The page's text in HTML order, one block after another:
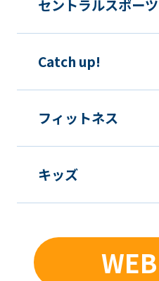
セントラルスポー
Catch up!
フィットネス
キッズ